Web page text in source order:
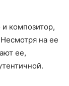
композитор,
на ее
ее,